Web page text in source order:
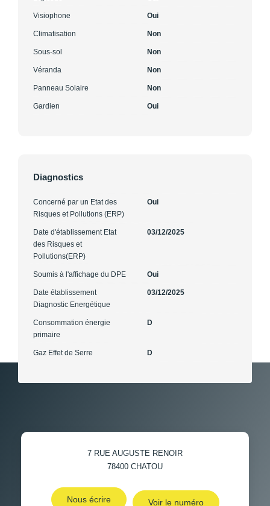
Visiophone Oui
Climatisation Non
Sous-sol Non
Véranda Non
Panneau Solaire Non
Gardien Oui
Diagnostics
Concerné par un Etat des
Risques et Pollutions (ERP)
Oui
Date d'établissement Etat
des Risques et
Pollutions(ERP)
03/12/2025
Soumis à l'affichage du DPE Oui
Date établissement
Diagnostic Energétique
03/12/2025
Consommation énergie
primaire
D
Gaz Effet de Serre D
7 RUE AUGUSTE RENOIR
78400 CHATOU
Nous écrire Voir le numéro